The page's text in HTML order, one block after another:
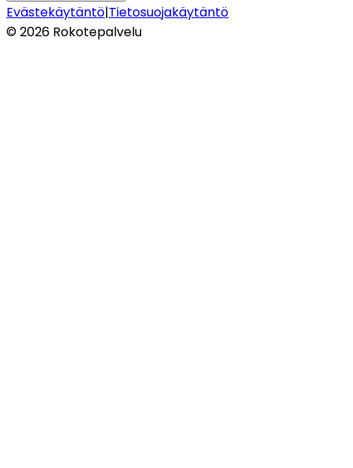
Evästekäytäntö|Tietosuojakäytäntö
©2026 Rokotepalvelu